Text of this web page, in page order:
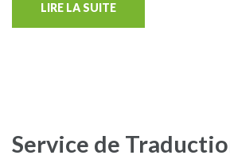
LIRE LA SUITE
Service de